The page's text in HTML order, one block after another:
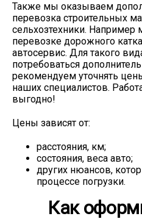
Также мы оказываем
перевозка строительных
сельхозтехники.
перевозке дорожного
автосервис. Для такого
потребоваться
рекомендуем уточнять
наших специалистов.
выгодно!
Цены зависят от:
расстояния, км;
состояния, веса авто;
других нюансов,
процессе погрузки.
Как